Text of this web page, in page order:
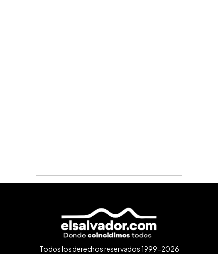
Todos los derechos reservados 1999-2026